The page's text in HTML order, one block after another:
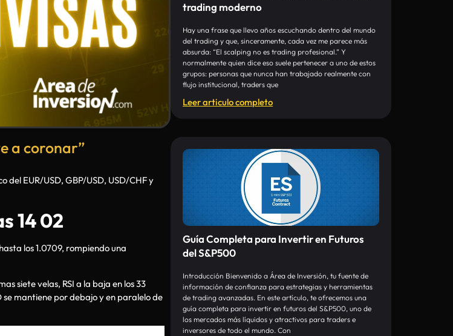
a coronar”
del EUR/USD, GBP/USD, USD/CHF y
14 02
los 1.0709, rompiendo una
siete velas, RSI a la baja en los 33
mantiene por debajo y en paralelo de
trading moderno
Hay una frase que llevo años escuchando dentro del mundo
del trading y que, sinceramente, cada vez me parece más
absurda: “El scalping no es trading profesional.” Y
normalmente quien dice eso suele pertenecer a uno de estos
grupos: personas que nunca han trabajado realmente con
flujo institucional, traders que
Leer articulo completo
Guía Completa para Invertir en Futuros
del S&P500
Introducción Bienvenido a Área de Inversión, tu fuente de
información de confianza para estrategias y herramientas
de trading avanzadas. En este artículo, te ofrecemos una
guía completa para invertir en futuros del S&P500, uno de
los mercados más líquidos y atractivos para traders e
inversores de todo el mundo. Con